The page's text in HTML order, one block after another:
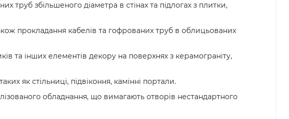
труб збільшеного діаметра в стінах та підлогах з плитки,
прокладання кабелів та гофрованих труб в облицьованих
та інших елементів декору на поверхнях з керамограніту,
як стільниці, підвіконня, камінні портали.
обладнання, що вимагають отворів нестандартного